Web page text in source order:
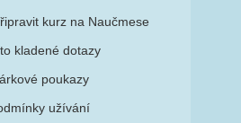
kurz na Naučmese
kladené dotazy
poukazy
užívání